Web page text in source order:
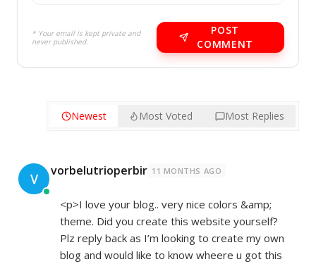
* Your email is kept private and
never published.
POST
COMMENT
Newest Most Voted Most Replies
V vorbelutrioperbir 11 MONTHS AGO
<p>I love your blog.. very nice colors &amp;
theme. Did you create this website yourself?
Plz reply back as I’m looking to create my own
blog and would like to know wheere u got this